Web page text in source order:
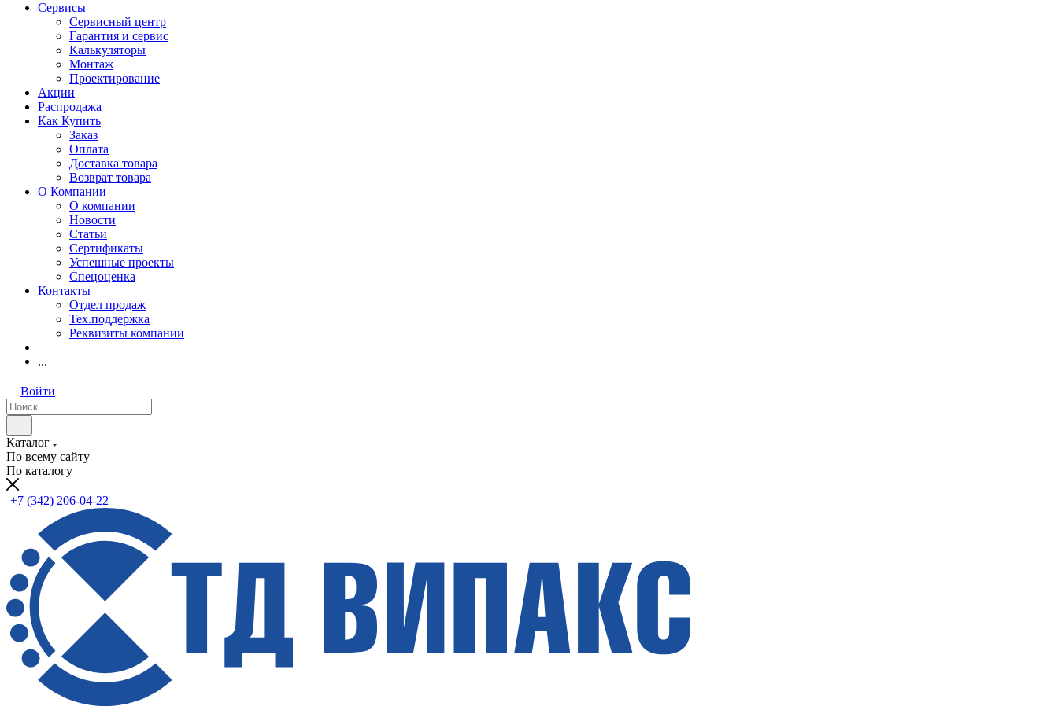
Сервисы
Сервисный центр
Гарантия и сервис
Калькуляторы
Монтаж
Проектирование
Акции
Распродажа
Как Купить
Заказ
Оплата
Доставка товара
Возврат товара
О Компании
О компании
Новости
Статьи
Сертификаты
Успешные проекты
Спецоценка
Контакты
Отдел продаж
Тех.поддержка
Реквизиты компании
...
Войти
Каталог
По всему сайту
По каталогу
+7 (342) 206-04-22